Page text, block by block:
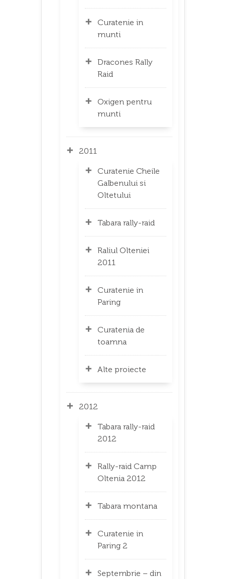
Curatenie in
munti
Dracones Rally
Raid
Oxigen pentru
munti
2011
Curatenie Cheile
Galbenului si
Oltetului
Tabara rally-raid
Raliul Olteniei
2011
Curatenie in
Paring
Curatenia de
toamna
Alte proiecte
2012
Tabara rally-raid
2012
Rally-raid Camp
Oltenia 2012
Tabara montana
Curatenie in
Paring 2
Septembrie – din